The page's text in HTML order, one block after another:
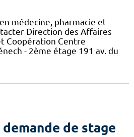
médecine, pharmacie et
Direction des Affaires
Coopération Centre
- 2ème étage 191 av. du
de stage